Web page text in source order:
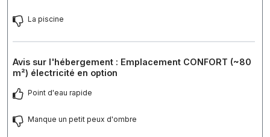
La piscine
Avis sur l'hébergement : Emplacement CONFORT (~80
m²) électricité en option
Point d'eau rapide
Manque un petit peux d'ombre